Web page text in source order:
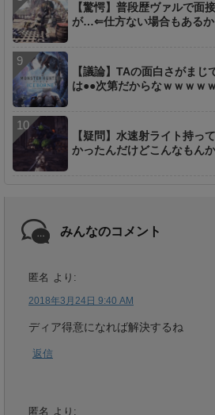
【驚愕】普段歴ヴァルで面
が…⇐仕方ない場合もある
【議論】TAの面白さがま
は●●次第だからなｗｗｗｗｗ
【疑問】水速射ライト持っ
かったんだけどこんなもん
みんなのコメント
匿名 より:
2018年3月24日 9:40 AM
ディア得意になれば解決するね
返信
匿名 より: